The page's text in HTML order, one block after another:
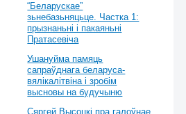
“Беларускае”
зьнебазьняцьце. Частка 1:
прызнаньні і пакаяньні
Пратасевіча
Ушануйма памяць
сапраўднага беларуса-
вялікалітвіна і зробім
высновы на будучыню
Сяргей Высоцкі пра галоўнае